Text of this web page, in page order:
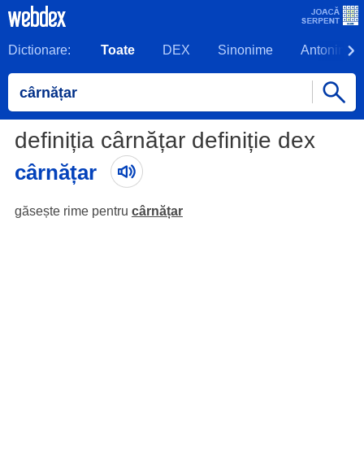
Dictionare: Toate DEX Sinonime Antonime
definiția cârnățar definiție dex
cârnățar
găsește rime pentru cârnățar